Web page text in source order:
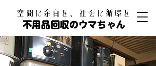
​空間に余白を、社会に循環を
不用品回収のウマちゃん